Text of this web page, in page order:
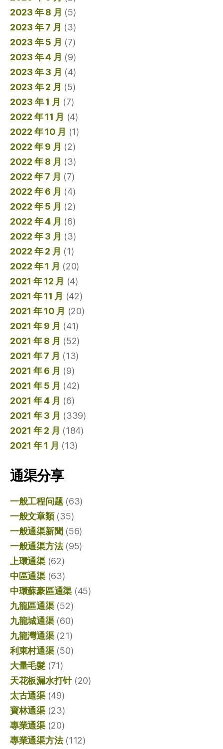
2023 年 8 月 (5)
2023 年 7 月 (3)
2023 年 5 月 (7)
2023 年 4 月 (9)
2023 年 3 月 (4)
2023 年 2 月 (5)
2023 年 1 月 (7)
2022 年 11 月 (4)
2022 年 10 月 (1)
2022 年 9 月 (2)
2022 年 8 月 (3)
2022 年 7 月 (7)
2022 年 6 月 (4)
2022 年 5 月 (2)
2022 年 4 月 (6)
2022 年 3 月 (3)
2022 年 2 月 (1)
2022 年 1 月 (20)
2021 年 12 月 (4)
2021 年 11 月 (42)
2021 年 10 月 (20)
2021 年 9 月 (41)
2021 年 8 月 (52)
2021 年 7 月 (13)
2021 年 6 月 (9)
2021 年 5 月 (42)
2021 年 4 月 (6)
2021 年 3 月 (339)
2021 年 2 月 (184)
2021 年 1 月 (13)
通渠分享
一般工程问题(63)
一般文章類(35)
一般通渠新聞 (56)
一般通渠方法(95)
上環通渠(62)
中區通渠(63)
中環蘇豪區通渠 (45)
九龍區通渠(52)
九龍城通渠(60)
九龍灣通渠(21)
利東村通渠(50)
大量毛髮(71)
天花板漏水打针(20)
太古通渠(49)
寶林通渠(23)
專業通渠(20)
專業通渠方法(112)